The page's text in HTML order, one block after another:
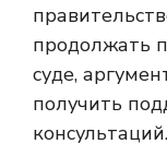
продолжать
суде,
получить